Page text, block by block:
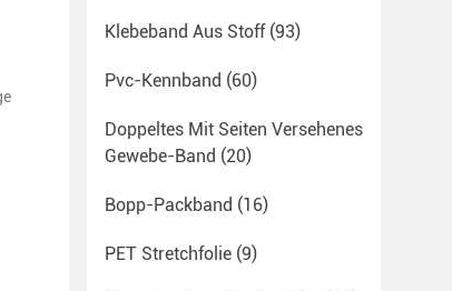
Klebeband Aus Stoff(93)
Pvc-Kennband (60)
Doppeltes Mit Seiten Versehenes
Gewebe-Band (20)
Bopp-Packband (16)
PET Stretchfolie (9)